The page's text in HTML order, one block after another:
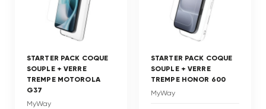
STARTER PACK COQUE
SOUPLE + VERRE
TREMPE MOTOROLA
G37
MyWay
STARTER PACK COQUE
SOUPLE + VERRE
TREMPE HONOR 600
MyWay